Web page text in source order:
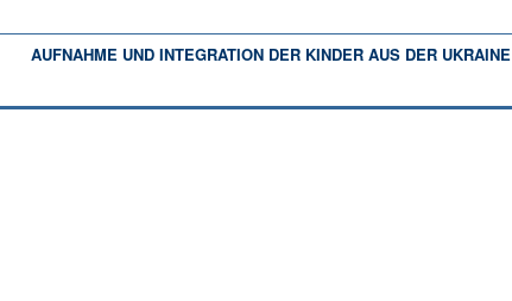
AUFNAHME UND INTEGRATION DER KINDER AUS DER UKRAINE